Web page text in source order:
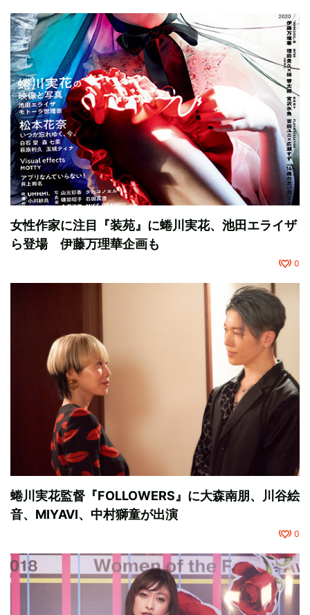
女性作家に注目『装苑』に蜷川実花、池田エライザ
ら登場 伊藤万理華企画も
0
蜷川実花監督『FOLLOWERS』に大森南朋、川谷絵
音、MIYAVI、中村獅童が出演
0